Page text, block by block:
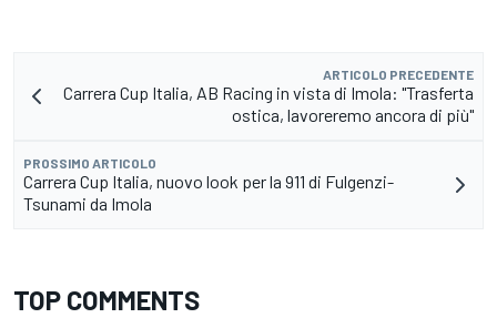
ARTICOLO PRECEDENTE
Carrera Cup Italia, AB Racing in vista di Imola: "Trasferta
ostica, lavoreremo ancora di più"
PROSSIMO ARTICOLO
Carrera Cup Italia, nuovo look per la 911 di Fulgenzi-
Tsunami da Imola
TOP COMMENTS